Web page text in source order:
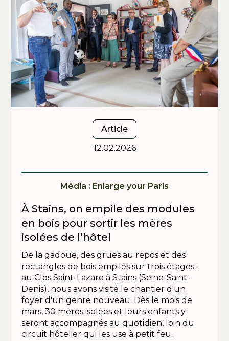
Article
12.02.2026
Média : Enlarge your Paris
À Stains, on empile des modules
en bois pour sortir les mères
isolées de l’hôtel
De la gadoue, des grues au repos et des
rectangles de bois empilés sur trois étages :
au Clos Saint-Lazare à Stains (Seine-Saint-
Denis), nous avons visité le chantier d'un
foyer d'un genre nouveau. Dès le mois de
mars, 30 mères isolées et leurs enfants y
seront accompagnés au quotidien, loin du
circuit hôtelier qui les use à petit feu.